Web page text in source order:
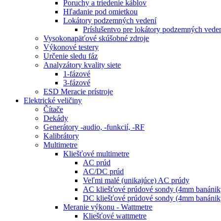
Poruchy a triedenie káblov
Hľadanie pod omietkou
Lokátory podzemných vedení
Príslušentvo pre lokátory podzemných
Vysokonapäťové skúšobné zdroje
Výkonové testery
Určenie sledu fáz
Analyzátory kvality siete
1-fázové
3-fázové
ESD Meracie prístroje
Elektrické veličiny
Čítače
Dekády
Generátory -audio, -funkcií, -RF
Kalibrátory
Multimetre
Kliešťové multimetre
AC prúd
AC/DC prúd
Veľmi malé (unikajúce) AC prúdy
AC kliešťové prúdové sondy (4mm
DC kliešťové prúdové sondy (4mm
Meranie výkonu - Wattmetre
Kliešťové wattmetre